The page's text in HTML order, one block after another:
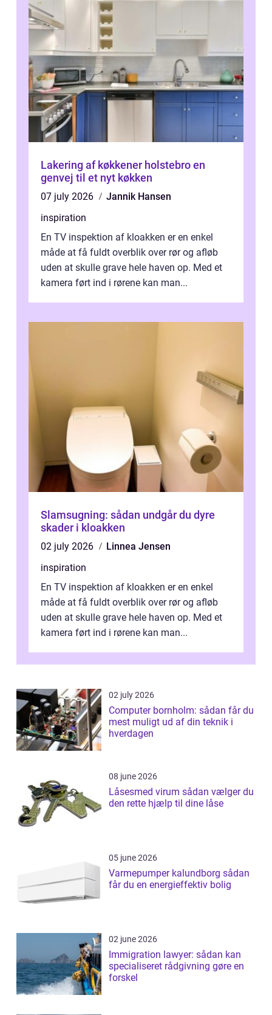
Lakering af køkkener holstebro en
genvej til et nyt køkken
07 july 2026
Jannik Hansen
inspiration
En TV inspektion af kloakken er en enkel
måde at få fuldt overblik over rør og afløb
uden at skulle grave hele haven op. Med et
kamera ført ind i rørene kan man...
Slamsugning: sådan undgår du dyre
skader i kloakken
02 july 2026
Linnea Jensen
inspiration
En TV inspektion af kloakken er en enkel
måde at få fuldt overblik over rør og afløb
uden at skulle grave hele haven op. Med et
kamera ført ind i rørene kan man...
02 july 2026
Computer bornholm: sådan får du
mest muligt ud af din teknik i
hverdagen
08 june 2026
Låsesmed virum sådan vælger du
den rette hjælp til dine låse
05 june 2026
Varmepumper kalundborg sådan
får du en energieffektiv bolig
02 june 2026
Immigration lawyer: sådan kan
specialiseret rådgivning gøre en
forskel